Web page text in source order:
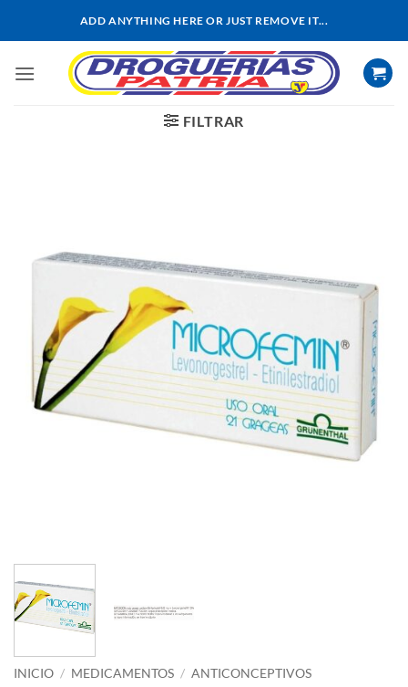
ADD ANYTHING HERE OR JUST REMOVE IT...
FILTRAR
INICIO / MEDICAMENTOS / ANTICONCEPTIVOS